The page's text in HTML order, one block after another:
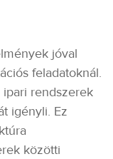
jóval
feladatoknál.
rendszerek
igényli. Ez
közötti